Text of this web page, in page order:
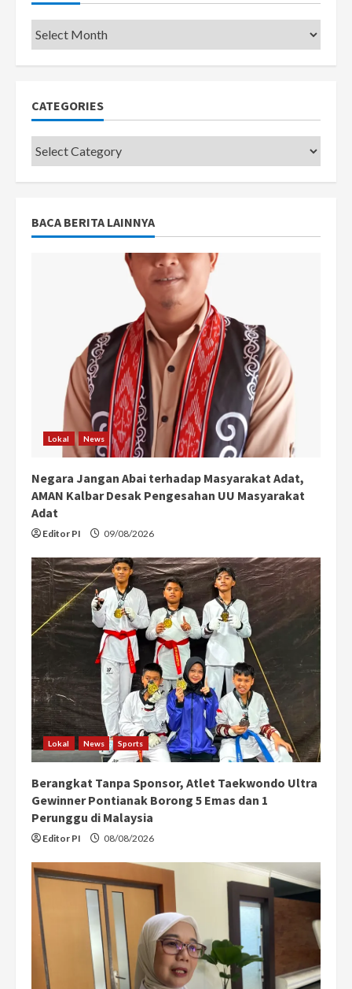
Pemkot
CATEGORIES
Categories
BACA BERITA LAINNYA
Lokal News
Negara Jangan Abai terhadap Masyarakat Adat,
AMAN Kalbar Desak Pengesahan UU Masyarakat
Adat
Editor PI 09/08/2026
Lokal News Sports
Berangkat Tanpa Sponsor, Atlet Taekwondo Ultra
Gewinner Pontianak Borong 5 Emas dan 1
Perunggu di Malaysia
Editor PI 08/08/2026